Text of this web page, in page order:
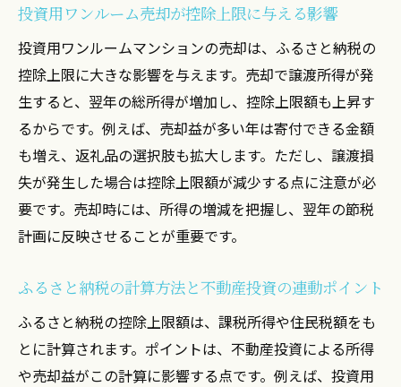
投資用ワンルーム売却が控除上限に与える影響
投資用ワンルームマンションの売却は、ふるさと納税の
控除上限に大きな影響を与えます。売却で譲渡所得が発
生すると、翌年の総所得が増加し、控除上限額も上昇す
るからです。例えば、売却益が多い年は寄付できる金額
も増え、返礼品の選択肢も拡大します。ただし、譲渡損
失が発生した場合は控除上限額が減少する点に注意が必
要です。売却時には、所得の増減を把握し、翌年の節税
計画に反映させることが重要です。
ふるさと納税の計算方法と不動産投資の連動ポイント
ふるさと納税の控除上限額は、課税所得や住民税額をも
とに計算されます。ポイントは、不動産投資による所得
や売却益がこの計算に影響する点です。例えば、投資用